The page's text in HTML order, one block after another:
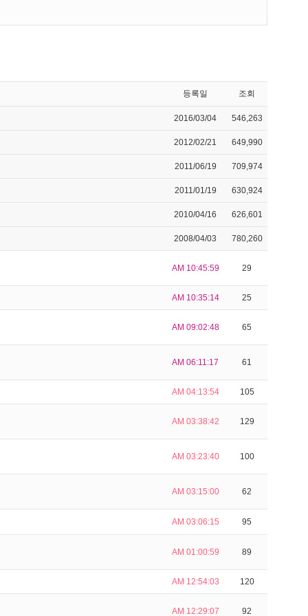
등록일 조회
2016/03/04 546,263
2012/02/21 649,990
2011/06/19 709,974
2011/01/19 630,924
2010/04/16 626,601
2008/04/03 780,260
AM 10:45:59 29
AM 10:35:14 25
AM 09:02:48 65
AM 06:11:17 61
AM 04:13:54 105
AM 03:38:42 129
AM 03:23:40 100
AM 03:15:00 62
AM 03:06:15 95
AM 01:00:59 89
AM 12:54:03 120
AM 12:29:07 92